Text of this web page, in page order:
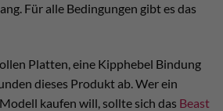
Für alle Bedingungen gibt es das
Platten, eine Kipphebel Bindung
dieses Produkt ab. Wer ein
kaufen will, sollte sich das Beast